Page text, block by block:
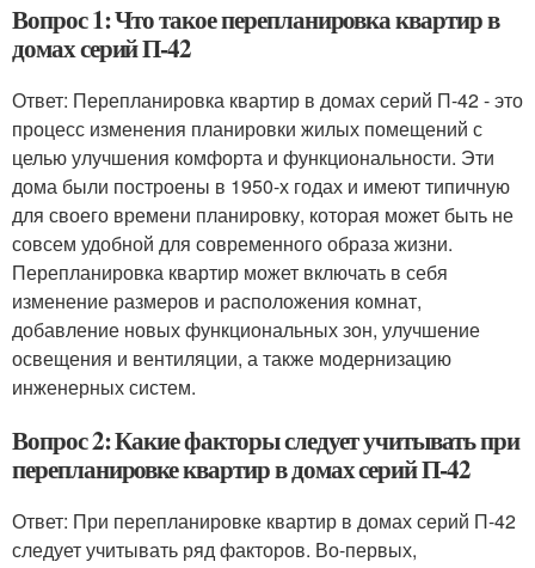
Вопрос 1: Что такое перепланировка квартир в
домах серий П-42
Ответ: Перепланировка квартир в домах серий П-42 - это
процесс изменения планировки жилых помещений с
целью улучшения комфорта и функциональности. Эти
дома были построены в 1950-х годах и имеют типичную
для своего времени планировку, которая может быть не
совсем удобной для современного образа жизни.
Перепланировка квартир может включать в себя
изменение размеров и расположения комнат,
добавление новых функциональных зон, улучшение
освещения и вентиляции, а также модернизацию
инженерных систем.
Вопрос 2: Какие факторы следует учитывать при
перепланировке квартир в домах серий П-42
Ответ: При перепланировке квартир в домах серий П-42
следует учитывать ряд факторов. Во-первых,